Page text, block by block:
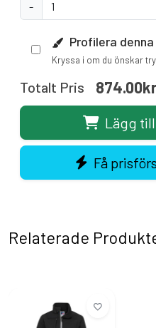
-
Profilera
Kryssa i om du önskar
Totalt Pris 874.00kr
Lägg
Få
Relaterade